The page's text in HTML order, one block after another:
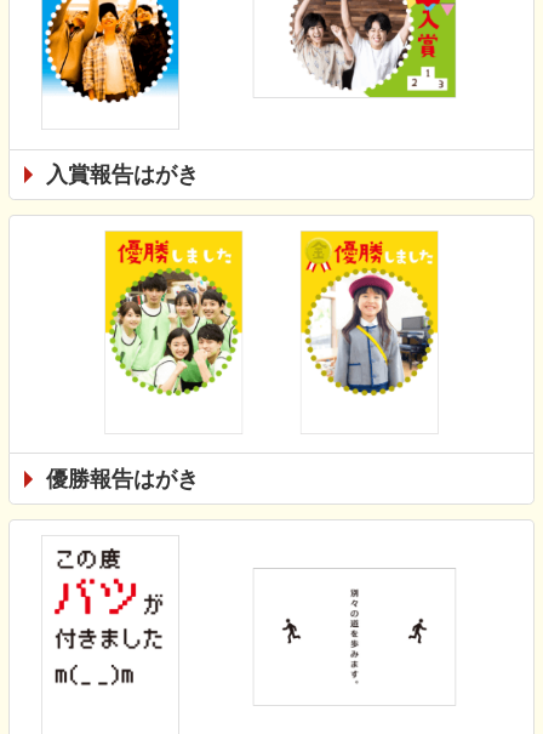
入賞報告はがき
優勝報告はがき